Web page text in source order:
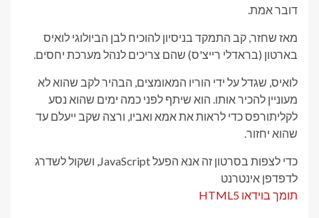
דובר אמת.
מאז שחזר, קב התמקד בניסיון להוכיח לבן הביולוגי לואיס
בארטון (בראדלי רייצ'ס) שהם צריכים לנהל מערכת יחסים.
לואיס, שגדל על ידי הוריו המאומצים, הבהיר לקב שהוא לא
מעוניין להכיר אותו. הוא שיתף לפני כמה ימים שהוא נסע
לקליתורפס כדי לראות את אמא ואביו, ורצה שקב ייעלם עד
שהוא יחזור.
כדי לצפות בסרטון זה אנא הפעל JavaScript, ושקול לשדרג
לדפדפן אינטרנט
תומך בוידאו HTML5